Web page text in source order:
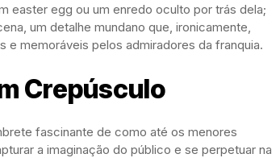
easter egg ou um enredo oculto por trás dela;
um detalhe mundano que, ironicamente,
memoráveis pelos admiradores da franquia.
Crepúsculo
fascinante de como até os menores
a imaginação do público e se perpetuar na